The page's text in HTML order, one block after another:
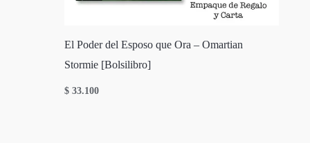
El Poder del Esposo que Ora – Omartian
Stormie [Bolsilibro]
$ 33.100